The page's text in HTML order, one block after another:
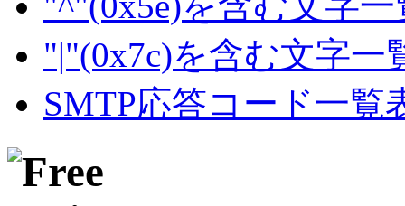
"|"(0x7c)を含む文字一
SMTP応答コード一覧